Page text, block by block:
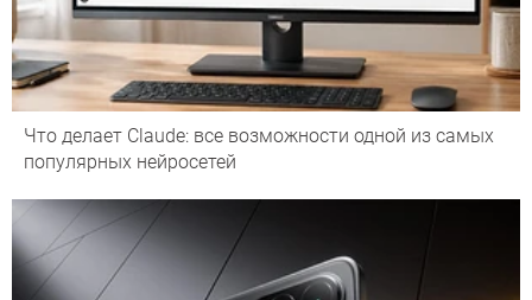
Что делает Сlaude: все возможности одной из самых
популярных нейросетей